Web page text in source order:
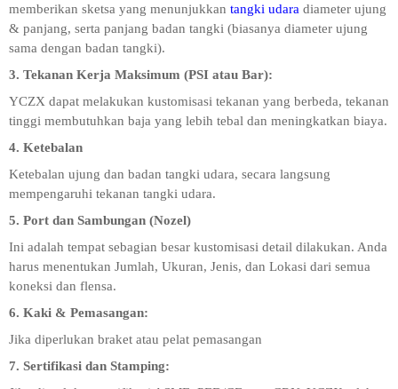
memberikan sketsa yang menunjukkan tangki udara diameter ujung
& panjang, serta panjang badan tangki (biasanya diameter ujung
sama dengan badan tangki).
3. Tekanan Kerja Maksimum (PSI atau Bar):
YCZX dapat melakukan kustomisasi tekanan yang berbeda, tekanan
tinggi membutuhkan baja yang lebih tebal dan meningkatkan biaya.
4. Ketebalan
Ketebalan ujung dan badan tangki udara, secara langsung
mempengaruhi tekanan tangki udara.
5. Port dan Sambungan (Nozel)
Ini adalah tempat sebagian besar kustomisasi detail dilakukan. Anda
harus menentukan Jumlah, Ukuran, Jenis, dan Lokasi dari semua
koneksi dan flensa.
6. Kaki & Pemasangan:
Jika diperlukan braket atau pelat pemasangan
7. Sertifikasi dan Stamping: